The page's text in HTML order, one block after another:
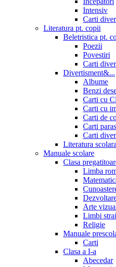
Intensiv
Carti
Literatura pt. copii
Beletristica pt.
Poezii
Povestiri
Carti
Divertisment&...
Albume
Benzi
Carti cu
Carti cu
Carti de
Carti
Carti
Literatura
Manuale scolare
Clasa
Limba
Arte
Limbi
Religie
Manuale
Carti
Clasa a I-a
Abecedar